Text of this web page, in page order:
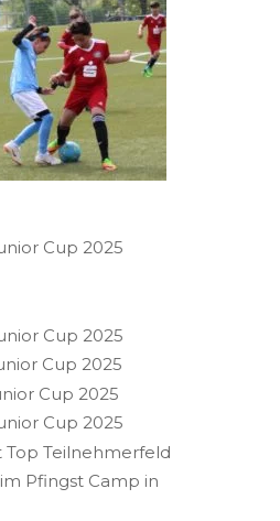
Cup 2025
Cup 2025
Cup 2025
Cup 2025
Cup 2025
Top Teilnehmerfeld
Pfingst Camp in